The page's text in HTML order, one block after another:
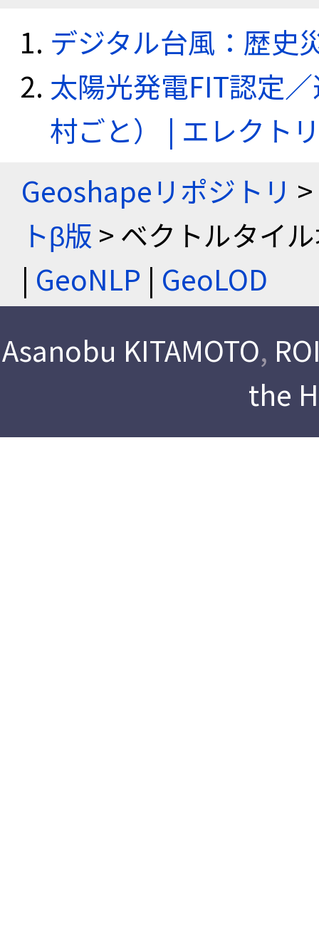
デジタル台風：歴史
太陽光発電FIT認定
村ごと） | エレクト
Geoshapeリポジトリ >
トβ版 > ベクトルタイ
| GeoNLP | GeoLOD
Asanobu KITAMOTO,
the